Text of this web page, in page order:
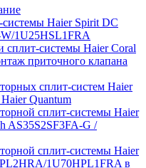
системы Haier Spirit DC
1U25HSL1FRA
сплит-системы Haier Coral
приточного клапана
сплит-систем Haier
Quantum
сплит-системы Haier
AS35S2SF3FA-G /
сплит-системы Haier
1U70HPL1FRA в